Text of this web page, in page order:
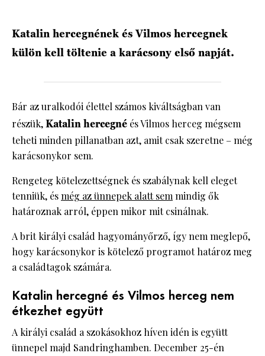
Katalin hercegnének és Vilmos hercegnek
külön kell töltenie a karácsony első napját.
Bár az uralkodói élettel számos kiváltságban van
részük,Katalin hercegné és Vilmos herceg mégsem
teheti minden pillanatban azt, amit csak szeretne – még
karácsonykor sem.
Rengeteg kötelezettségnek és szabálynak kell eleget
tenniük, ésmég az ünnepek alatt semmindig ők
határoznak arról, éppen mikor mit csinálnak.
A brit királyi család hagyományőrző, így nem meglepő,
hogy karácsonykor is kötelező programot határoz meg
a családtagok számára.
Katalin hercegné és Vilmos herceg nem
étkezhet együtt
A királyi család a szokásokhoz híven idén is együtt
ünnepel majd Sandringhamben. December 25-én